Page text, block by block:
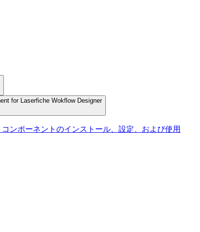
for Laserfiche Wokflow Designer
コンポーネントのインストール、設定、および使用